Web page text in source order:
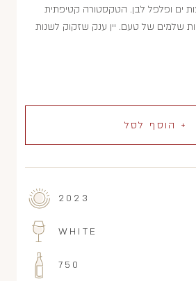
ים ופלפל לבן. הטקסטורה קטיפתית
שלמים של טעם. יין ענק שזקוק לשנות
+ הוסף לסל
2023
WHITE
750